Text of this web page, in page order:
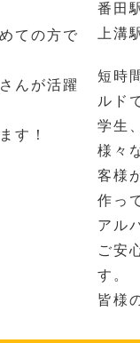
ての方で
んが活躍
す！
番田
上溝
短時
ルド
学生
様々
客様
作っ
アル
ご安
す。
皆様